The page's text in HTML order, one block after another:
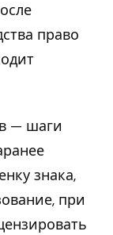
право
— шаги
знака,
при